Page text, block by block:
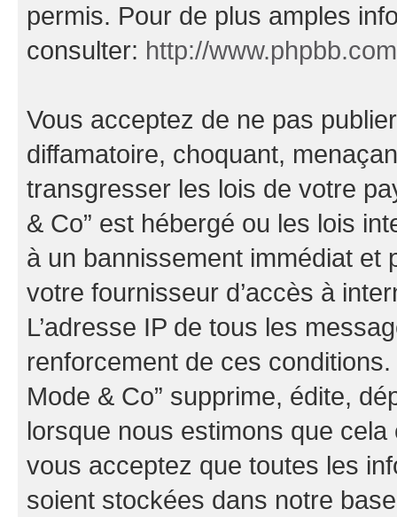
permis. Pour de plus amples
consulter: http://
Vous acceptez de ne pas
diffamatoire, choquant,
transgresser les lois de votre
& Co” est hébergé ou les lois
à un bannissement immédiat et
votre fournisseur d’accès à
L’adresse IP de tous les
renforcement de ces
Mode & Co” supprime, édite,
lorsque nous estimons que cela
vous acceptez que toutes les
soient stockées dans notre